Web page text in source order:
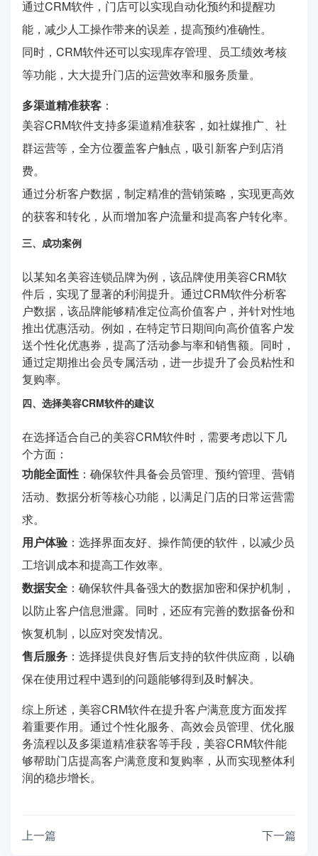
通过CRM软件，门店可以实现自动化预约和提醒功
能，减少人工操作带来的误差，提高预约准确性。
同时，CRM软件还可以实现库存管理、员工绩效考核
等功能，大大提升门店的运营效率和服务质量。
多渠道精准获客 ：
美容CRM软件支持多渠道精准获客，如社媒推广、社
群运营等，全方位覆盖客户触点，吸引新客户到店消
费。
通过分析客户数据，制定精准的营销策略，实现更高效
的获客和转化，从而增加客户流量和提高客户转化率。
三、成功案例
以某知名美容连锁品牌为例，该品牌使用美容CRM软
件后，实现了显著的利润提升。通过CRM软件分析客
户数据，该品牌能够精准定位高价值客户，并针对性地
推出优惠活动。例如，在特定节日期间向高价值客户发
送个性化优惠券，提高了活动参与率和销售额。同时，
通过定期推出会员专属活动，进一步提升了会员粘性和
复购率。
四、选择美容CRM软件的建议
在选择适合自己的美容CRM软件时，需要考虑以下几
个方面：
功能全面性 ：确保软件具备会员管理、预约管理、营销
活动、数据分析等核心功能，以满足门店的日常运营需
求。
用户体验 ：选择界面友好、操作简便的软件，以减少员
工培训成本和提高工作效率。
数据安全 ：确保软件具备强大的数据加密和保护机制，
以防止客户信息泄露。同时，还应有完善的数据备份和
恢复机制，以应对突发情况。
售后服务 ：选择提供良好售后支持的软件供应商，以确
保在使用过程中遇到的问题能够得到及时解决。
综上所述，美容CRM软件在提升客户满意度方面发挥
着重要作用。通过个性化服务、高效会员管理、优化服
务流程以及多渠道精准获客等手段，美容CRM软件能
够帮助门店提高客户满意度和复购率，从而实现整体利
润的稳步增长。
上一篇 下一篇